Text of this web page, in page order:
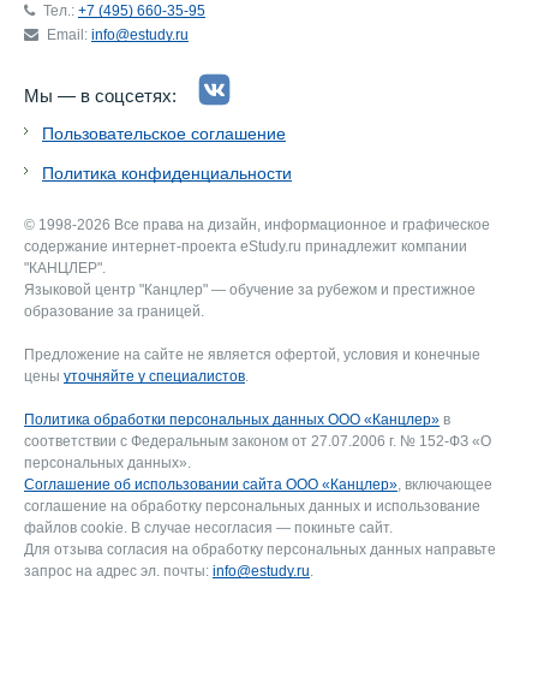
Тел.: +7 (495) 660-35-95
Email: info@estudy.ru
Мы — в соцсетях:
Пользовательское соглашение
Политика конфиденциальности
© 1998-2026 Все права на дизайн, информационное и графическое
содержание интернет-проекта eStudy.ru принадлежит компании
"КАНЦЛЕР".
Языковой центр "Канцлер" — обучение за рубежом и престижное
образование за границей.
Предложение на сайте не является офертой, условия и конечные
цены уточняйте у специалистов.
Политика обработки персональных данных ООО «Канцлер» в
соответствии с Федеральным законом от 27.07.2006 г. № 152-ФЗ «О
персональных данных».
Соглашение об использовании сайта ООО «Канцлер», включающее
соглашение на обработку персональных данных и использование
файлов cookie. В случае несогласия — покиньте сайт.
Для отзыва согласия на обработку персональных данных направьте
запрос на адрес эл. почты: info@estudy.ru.